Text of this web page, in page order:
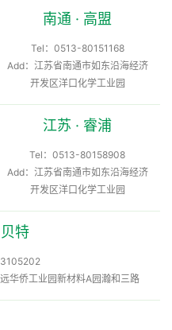
南通 · 高盟
Tel： 0513-80151168
Add：江苏省南通市如东沿海经济
开发区洋口化学工业园
江苏 · 睿浦
Tel： 0513-80158908
Add：江苏省南通市如东沿海经济
开发区洋口化学工业园
特
华侨工业园新材料A园瀚和三路